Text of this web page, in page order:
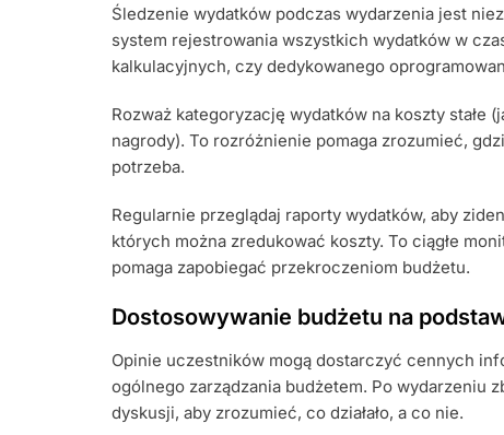
Śledzenie wydatków podczas wydarzenia jest
system rejestrowania wszystkich wydatków w
kalkulacyjnych, czy dedykowanego
Rozważ kategoryzację wydatków na koszty stałe
nagrody). To rozróżnienie pomaga zrozumieć,
potrzeba.
Regularnie przeglądaj raporty wydatków, aby
których można zredukować koszty. To ciągłe
pomaga zapobiegać przekroczeniom budżetu.
Dostosowywanie budżetu na
Opinie uczestników mogą dostarczyć cennych
ogólnego zarządzania budżetem. Po wydarzeniu
dyskusji, aby zrozumieć, co działało, a co nie.